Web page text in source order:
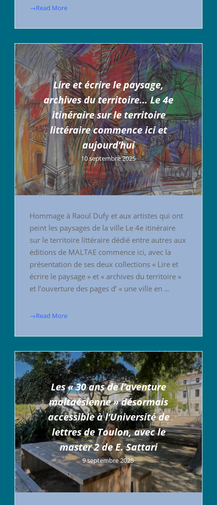
→Read More
Lire et écrire le paysage,
archives du territoire… Le 4e
itinéraire sur le territoire
littéraire commence ici et
aujourd’hui
10 septembre 2025
Hommage à Raoul Dufy et aux artistes qui ont
peint les paysages de la ville Le 4e itinéraire
sur le territoire littéraire dédié entre autres aux
éditions de MALTAE commence ici, avec la
présentation de ses deux collections « Lire et
écrire le paysage » et « archives du territoire »
et l’ouverture des pages d’ « une ville en …
→Read More
Les « 30 ans de l’aventure
maltaésienne » désormais
accessible à l’Université de
lettres de Toulon, avec le
master 2 de E. Sattari
9 septembre 2025